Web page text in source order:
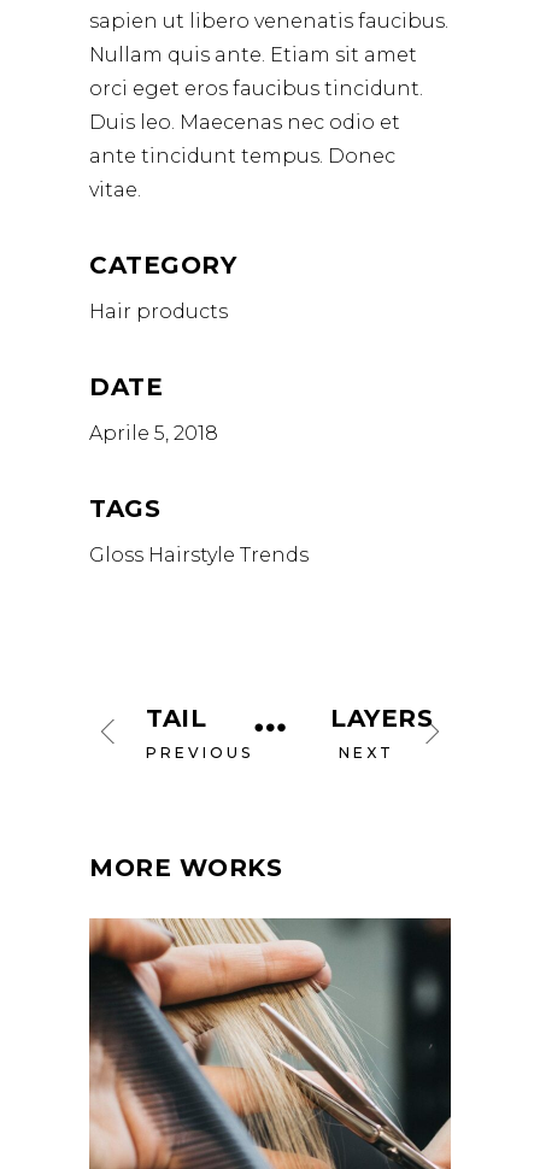
sapien ut libero venenatis faucibus.
Nullam quis ante. Etiam sit amet
orci eget eros faucibus tincidunt.
Duis leo. Maecenas nec odio et
ante tincidunt tempus. Donec
vitae.
CATEGORY
Hair products
DATE
Aprile 5, 2018
TAGS
Gloss Hairstyle Trends
TAIL
PREVIOUS
LAYERS
NEXT
MORE WORKS